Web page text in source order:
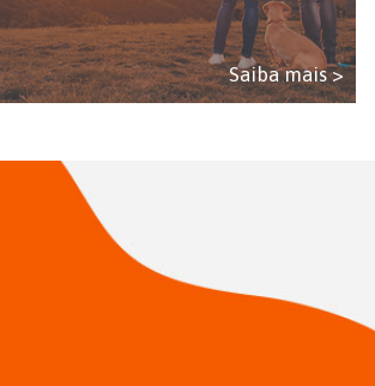
Saiba mais >